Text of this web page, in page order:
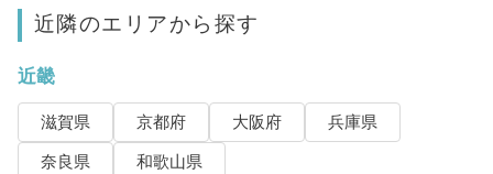
近隣のエリアから探す
近畿
滋賀県 京都府 大阪府
兵庫県
奈良県
和歌山県